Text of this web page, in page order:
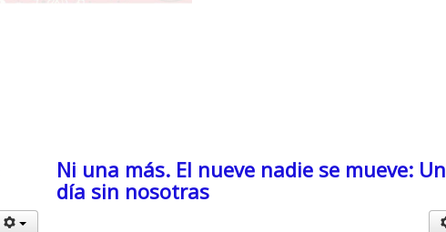
Ni una más. El nueve nadie se mueve: Un
día sin nosotras